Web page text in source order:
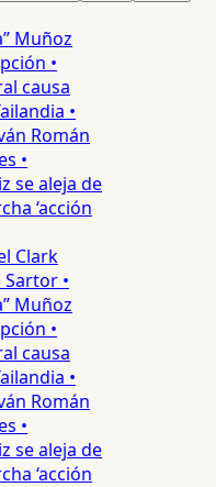
Muñoz
•
causa
•
Román
•
se aleja de
‘acción
Clark
•
Muñoz
•
causa
•
Román
•
se aleja de
‘acción